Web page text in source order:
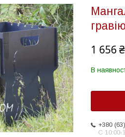
1 656 ₴
В
+380
С 10:00-